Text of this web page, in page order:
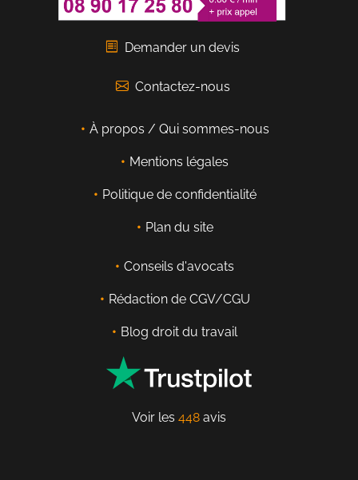
Demander un devis
Contactez-nous
À propos / Qui sommes-nous
Mentions légales
Politique de confidentialité
Plan du site
Conseils d'avocats
Rédaction de CGV/CGU
Blog droit du travail
Voir les 448 avis